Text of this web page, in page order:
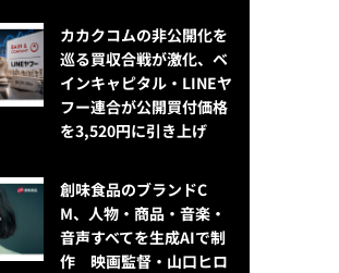
カカクコムの非公開化を
巡る買収合戦が激化、ベ
インキャピタル・LINEヤ
フー連合が公開買付価格
を3,520円に引き上げ
創味食品のブランドC
M、人物・商品・音楽・
音声すべてを生成AIで制
作 映画監督・山口ヒロ